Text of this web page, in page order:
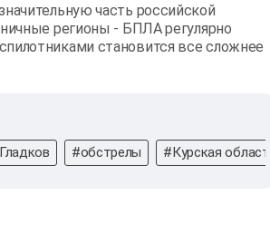
часть российской
регионы - БПЛА регулярно
становится все сложнее
#обстрелы #Курская область